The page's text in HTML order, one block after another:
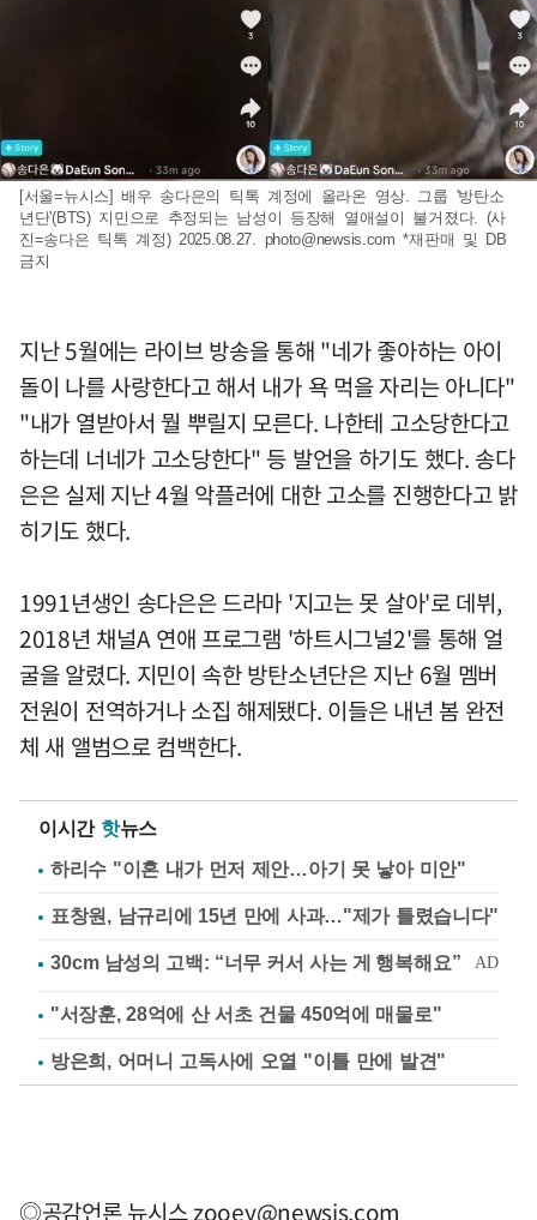
[서울=뉴시스] 배우 송다은의 틱톡 계정에 올라온 영상. 그룹 '방탄소
년단'(BTS) 지민으로 추정되는 남성이 등장해 열애설이 불거졌다. (사
진=송다은 틱톡 계정) 2025.08.27. photo@newsis.com *재판매 및 DB
금지
지난 5월에는 라이브 방송을 통해 "네가 좋아하는 아이
돌이 나를 사랑한다고 해서 내가 욕 먹을 자리는 아니다"
"내가 열받아서 뭘 뿌릴지 모른다. 나한테 고소당한다고
하는데 너네가 고소당한다" 등 발언을 하기도 했다. 송다
은은 실제 지난 4월 악플러에 대한 고소를 진행한다고 밝
히기도 했다.
1991년생인 송다은은 드라마 '지고는 못 살아'로 데뷔,
2018년 채널A 연애 프로그램 '하트시그널2'를 통해 얼
굴을 알렸다. 지민이 속한 방탄소년단은 지난 6월 멤버
전원이 전역하거나 소집 해제됐다. 이들은 내년 봄 완전
체 새 앨범으로 컴백한다.
이시간 핫뉴스
하리수 "이혼 내가 먼저 제안…아기 못 낳아 미안"
표창원, 남규리에 15년 만에 사과…"제가 틀렸습니다"
"서장훈, 28억에 산 서초 건물 450억에 매물로"
방은희, 어머니 고독사에 오열 "이틀 만에 발견"
◎공감언론 뉴시스zooey@newsis.com